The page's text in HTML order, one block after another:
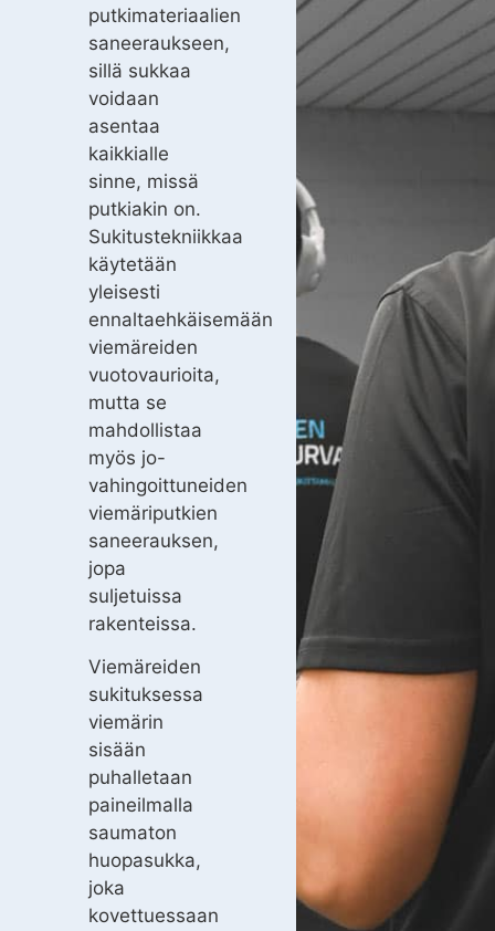
putkimateriaalien
saneeraukseen,
sillä sukkaa
voidaan
asentaa
kaikkialle
sinne, missä
putkiakin on.
Sukitustekniikkaa
käytetään
yleisesti
ennaltaehkäisemään
viemäreiden
vuotovaurioita,
mutta se
mahdollistaa
myös jo-
vahingoittuneiden
viemäriputkien
saneerauksen,
jopa
suljetuissa
rakenteissa.
Viemäreiden
sukituksessa
viemärin
sisään
puhalletaan
paineilmalla
saumaton
huopasukka,
joka
kovettuessaan